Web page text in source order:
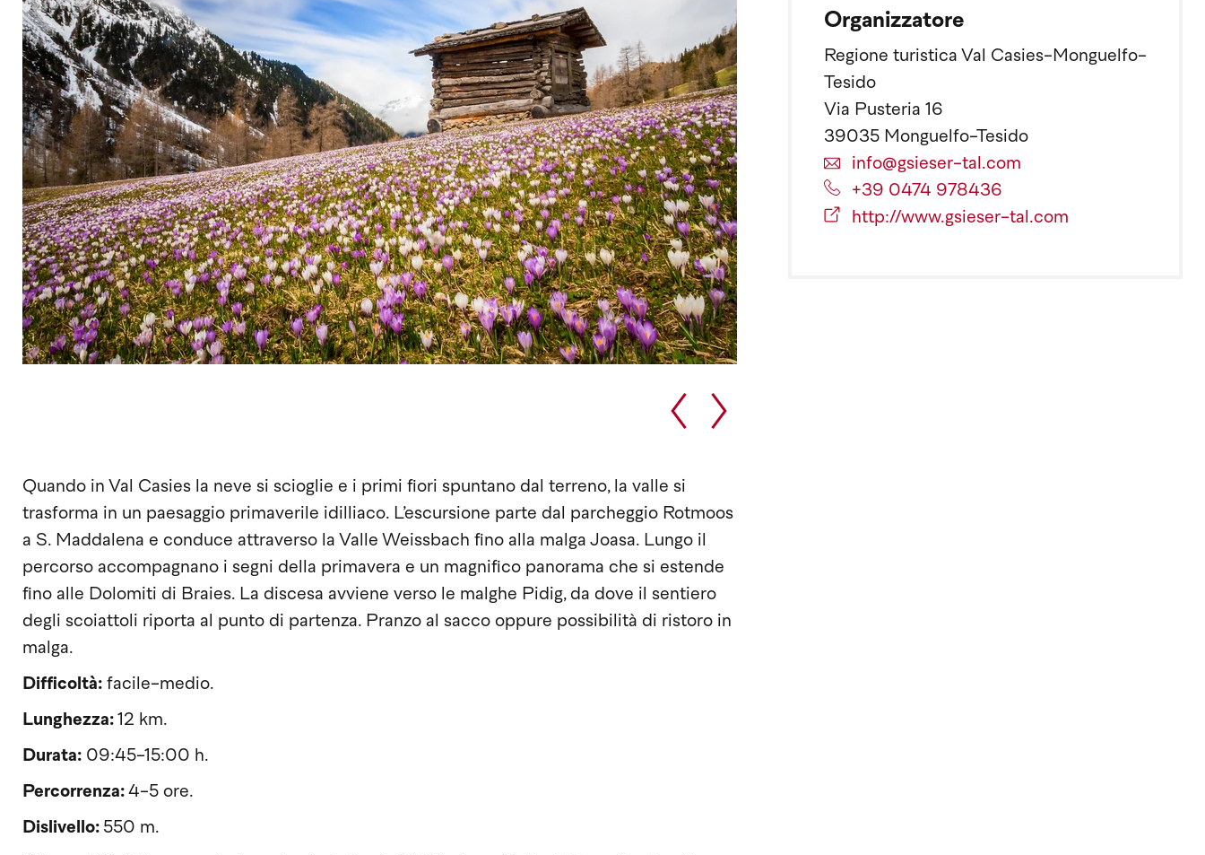
Quando in Val Casies la neve si scioglie e i primi fiori spuntano dal terreno, la valle si
trasforma in un paesaggio primaverile idilliaco. L’escursione parte dal parcheggio Rotmoos
a S. Maddalena e conduce attraverso la Valle Weissbach fino alla malga Joasa. Lungo il
percorso accompagnano i segni della primavera e un magnifico panorama che si estende
fino alle Dolomiti di Braies. La discesa avviene verso le malghe Pidig, da dove il sentiero
degli scoiattoli riporta al punto di partenza. Pranzo al sacco oppure possibilità di ristoro in
malga.
Difficoltà: facile-medio.
Lunghezza: 12 km.
Durata: 09:45-15:00 h.
Percorrenza: 4-5 ore.
Dislivello: 550 m.
Organizzatore
Regione turistica Val Casies-Monguelfo-
Tesido
Via Pusteria 16
39035 Monguelfo-Tesido
info@gsieser-tal.com
+39 0474 978436
http://www.gsieser-tal.com